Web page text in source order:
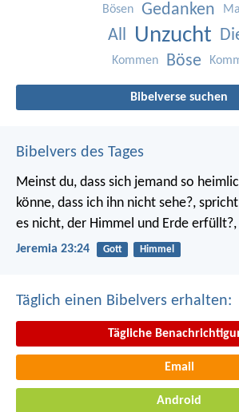
Bösen Gedanken
All Unzucht
Kommen Böse
Bibelverse suchen
Bibelvers des Tages
Meinst du, dass sich jemand so
könne, dass ich ihn nicht sehe?,
es nicht, der Himmel und Erde
Jeremia 23:24 Gott Himmel
Täglich einen Bibelvers erhalten:
Tägliche
Email
Android